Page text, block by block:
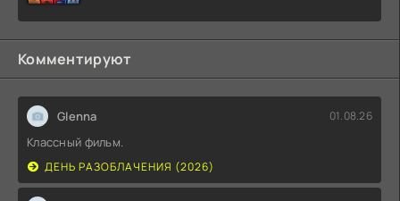
Комментируют
Glenna 01.08.26
Классный фильм.
ДЕНЬ РАЗОБЛАЧЕНИЯ (2026)